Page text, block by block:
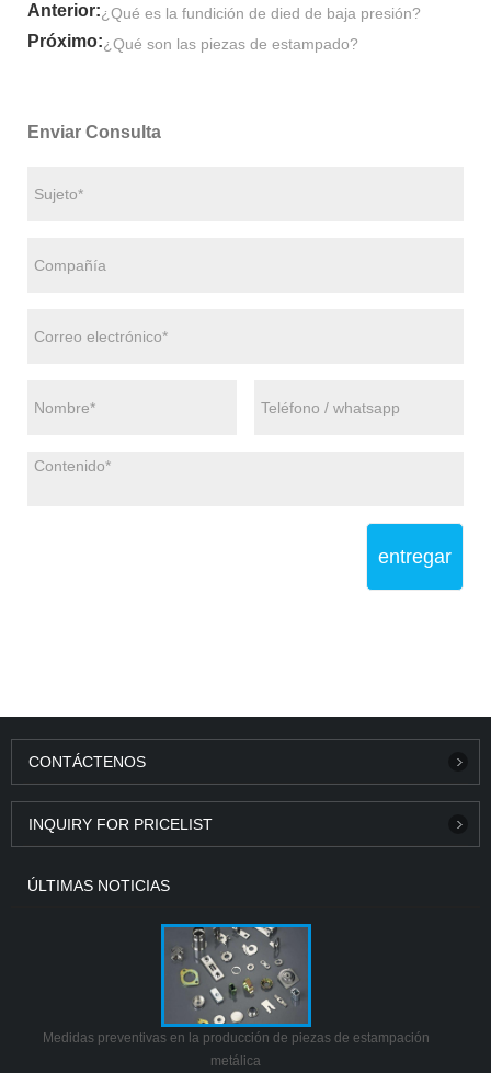
Anterior:¿Qué es la fundición de died de baja presión?
Próximo:¿Qué son las piezas de estampado?
Enviar Consulta
entregar
CONTÁCTENOS
INQUIRY FOR PRICELIST
ÚLTIMAS NOTICIAS
Medidas preventivas en la producción de piezas de estampación
metálica